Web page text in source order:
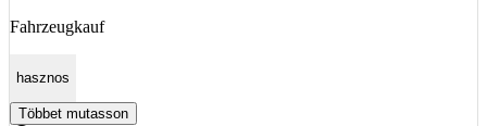
Fahrzeugkauf
hasznos
Többet mutasson